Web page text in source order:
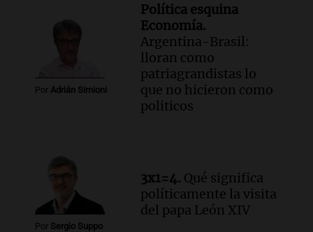
Por Adrián Simioni
Política esquina
Economía.
Argentina-Brasil:
lloran como
patriagrandistas lo
que no hicieron como
politicos
Por Sergio Suppo
3x1=4. Qué significa
políticamente la visita
del papa León XIV